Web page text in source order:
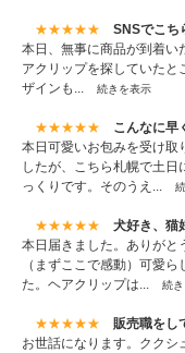
★★★★★
SNSでこち
本日、無事に商品が到着い
アクリップを探していた
ザインも...
続きを表示
★★★★★
こんなに早
本日可愛いお包みを受け取
したが、こちら札幌で土
っくりです。そのうえ...
★★★★★
犬好き、猫
本日届きました。ありがと
（まずここで感動）可愛
た。ヘアクリップは...
続
★★★★★
販売職をし
お世話になります。クク